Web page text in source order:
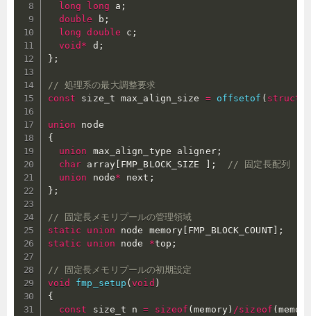
long
long a ;
double
b ;
long
double c ;
void * d ;
} ;
// 処理系の最大調整要求
const size_t max_align_size = offsetof ( struct
union
{
union max_align_type aligner;
char array[ FMP_BLOCK_SIZE ;
// 固定長配列
union node* next ;
} ;
// 固定長メモリプールの管理領域
static
union node memory FMP_BLOCK_COUNT]
;
static
union node *top ;
// 固定長メモリプールの初期設定
void
fmp_setup (void )
{
const size_t n = sizeof (memory ) /sizeof (